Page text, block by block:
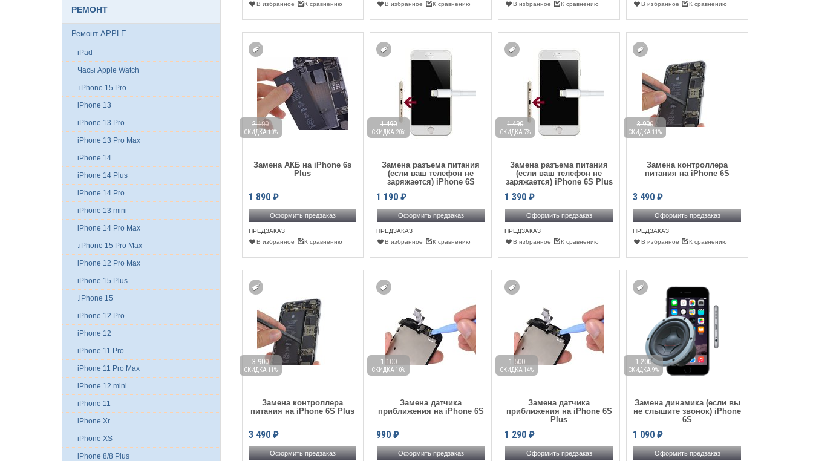
В избранное
К сравнению
В избранное
К сравнению
В избранное
К сравнению
В избранное
К сравнению
Замена АКБ на iPhone 6s
Plus
1 890 ₽
2 100
СКИДКА 10%
Оформить предзаказ
ПРЕДЗАКАЗ
В избранное
К сравнению
Замена разъема питания
(если ваш телефон не
заряжается) iPhone 6S
1 190 ₽
1 490
СКИДКА 20%
Оформить предзаказ
ПРЕДЗАКАЗ
В избранное
К сравнению
Замена разъема питания
(если ваш телефон не
заряжается) iPhone 6S Plus
1 390 ₽
1 490
СКИДКА 7%
Оформить предзаказ
ПРЕДЗАКАЗ
В избранное
К сравнению
Замена контроллера
питания на iPhone 6S
3 490 ₽
3 900
СКИДКА 11%
Оформить предзаказ
ПРЕДЗАКАЗ
В избранное
К сравнению
Замена контроллера
питания на iPhone 6S Plus
3 490 ₽
3 900
СКИДКА 11%
Оформить предзаказ
Замена датчика
приближения на iPhone 6S
990 ₽
1 100
СКИДКА 10%
Оформить предзаказ
Замена датчика
приближения на iPhone 6S
Plus
1 290 ₽
1 500
СКИДКА 14%
Оформить предзаказ
Замена динамика (если вы
не слышите звонок) iPhone
6S
1 090 ₽
1 200
СКИДКА 9%
Оформить предзаказ
РЕМОНТ
Ремонт APPLE
iPad
Часы Apple Watch
.iPhone 15 Pro
iPhone 13
iPhone 13 Pro
iPhone 13 Pro Max
iPhone 14
iPhone 14 Plus
iPhone 14 Pro
iPhone 13 mini
iPhone 14 Pro Max
.iPhone 15 Pro Max
iPhone 12 Pro Max
iPhone 15 Plus
.iPhone 15
iPhone 12 Pro
iPhone 12
iPhone 11 Pro
iPhone 11 Pro Max
iPhone 12 mini
iPhone 11
iPhone Xr
iPhone XS
iPhone 8/8 Plus